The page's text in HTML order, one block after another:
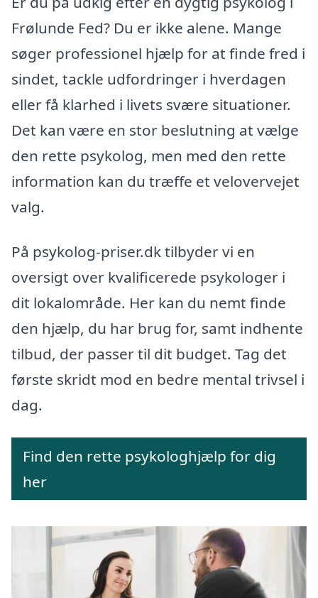
Frølunde Fed? Du er ikke alene. Mange
søger professionel hjælp for at finde fred i
sindet, tackle udfordringer i hverdagen
eller få klarhed i livets svære situationer.
Det kan være en stor beslutning at vælge
den rette psykolog, men med den rette
information kan du træffe et velovervejet
valg.
På psykolog-priser.dk tilbyder vi en
oversigt over kvalificerede psykologer i
dit lokalområde. Her kan du nemt finde
den hjælp, du har brug for, samt indhente
tilbud, der passer til dit budget. Tag det
første skridt mod en bedre mental trivsel i
dag.
Find den rette psykologhjælp for dig
her